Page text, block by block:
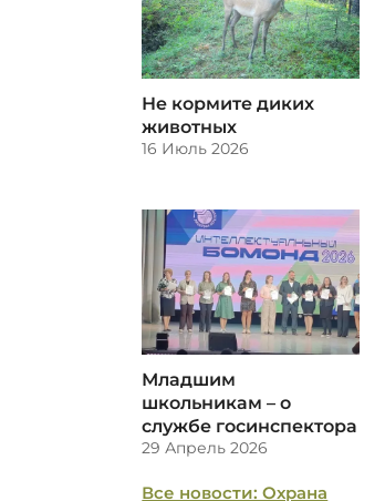
Не кормите диких
животных
16 Июль 2026
​Младшим
школьникам – о
службе госинспектора
29 Апрель 2026
Все новости: Охрана